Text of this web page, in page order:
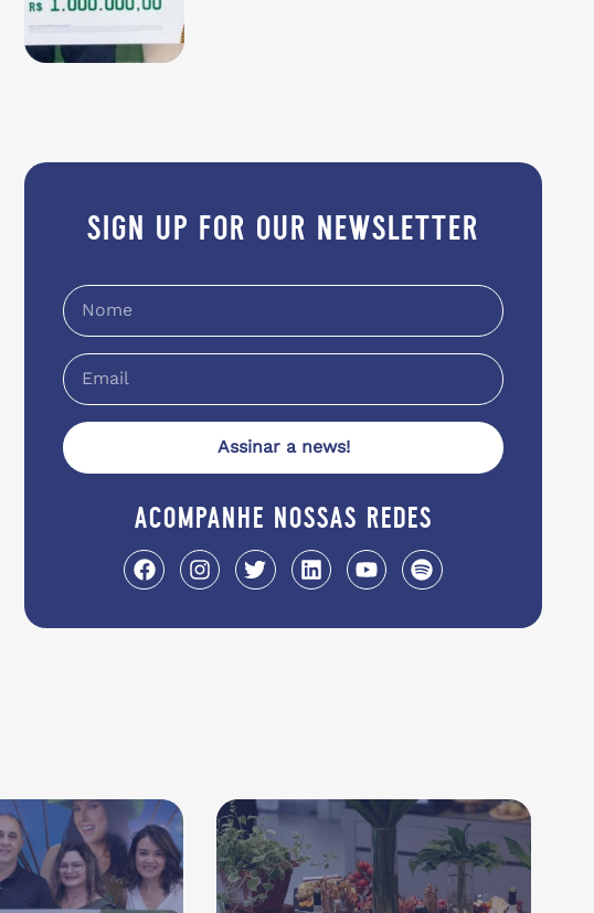
sign up for our newsletter
Assinar a news!
acompanhe nossas redes